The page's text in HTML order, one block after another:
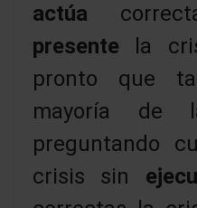
actúa
presente
la
pronto que
mayoría de
preguntando
crisis sin